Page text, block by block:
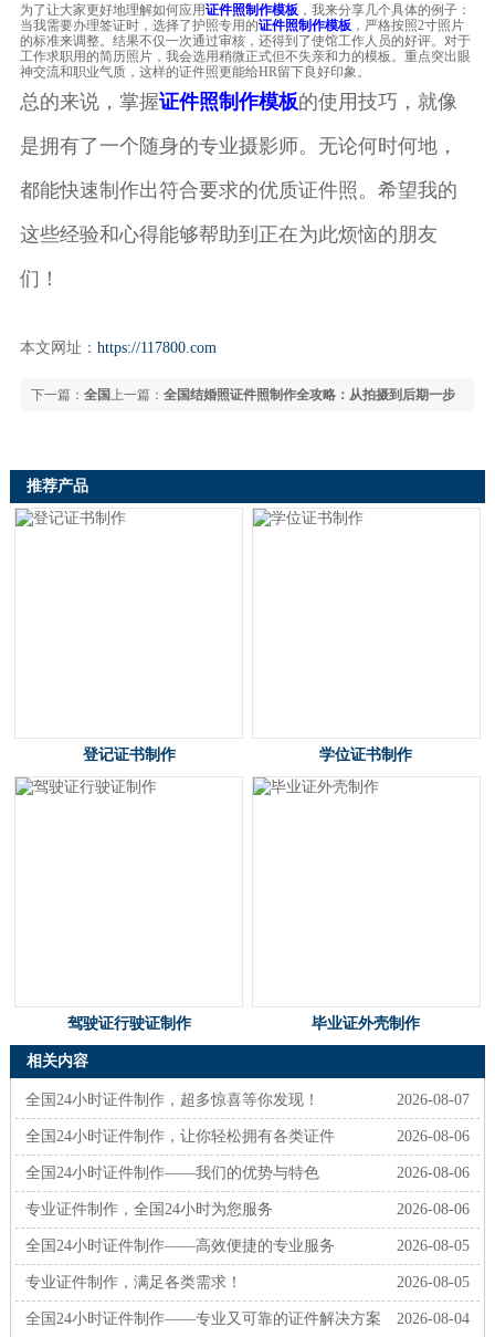
为了让大家更好地理解如何应用证件照制作模板 ，我来分享几个具体的例子：
当我需要办理签证时，选择了护照专用的证件照制作模板 ，严格按照2寸照片
的标准来调整。结果不仅一次通过审核，还得到了使馆工作人员的好评。对于
工作求职用的简历照片，我会选用稍微正式但不失亲和力的模板。重点突出眼
神交流和职业气质，这样的证件照更能给HR留下良好印象。
总的来说，掌握证件照制作模板的使用技巧，就像
是拥有了一个随身的专业摄影师。无论何时何地，
都能快速制作出符合要求的优质证件照。希望我的
这些经验和心得能够帮助到正在为此烦恼的朋友
们！
本文网址： https://117800.com
上一篇：全国结婚照证件照制作全攻略：从拍摄到后期一步
下一篇： 全国
推荐产品
登记证书制作 学位证书制作
驾驶证行驶证制作 毕业证外壳制作
相关内容
2026-08-07
全国24小时证件制作，超多惊喜等你发现！
2026-08-06
全国24小时证件制作，让你轻松拥有各类证件
2026-08-06
全国24小时证件制作——我们的优势与特色
2026-08-06
专业证件制作，全国24小时为您服务
2026-08-05
全国24小时证件制作——高效便捷的专业服务
2026-08-05
专业证件制作，满足各类需求！
2026-08-04
全国24小时证件制作——专业又可靠的证件解决方案